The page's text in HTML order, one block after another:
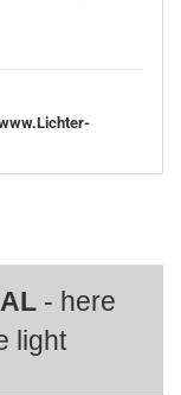
- here
light